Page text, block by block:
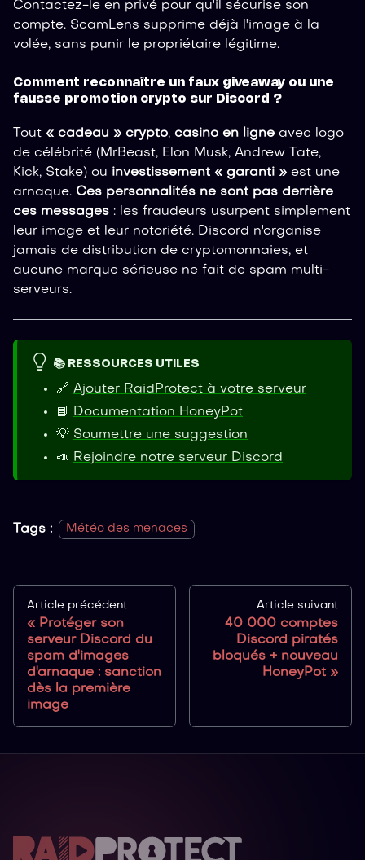
Contactez-le en privé pour qu'il sécurise son
compte. ScamLens supprime déjà l'image à la
volée, sans punir le propriétaire légitime.
Comment reconnaître un faux giveaway ou une
fausse promotion crypto sur Discord ?
Tout « cadeau » crypto, casino en ligne avec logo
de célébrité (MrBeast, Elon Musk, Andrew Tate,
Kick, Stake) ou investissement « garanti » est une
arnaque. Ces personnalités ne sont pas derrière
ces messages : les fraudeurs usurpent simplement
leur image et leur notoriété. Discord n'organise
jamais de distribution de cryptomonnaies, et
aucune marque sérieuse ne fait de spam multi-
serveurs.
📚 RESSOURCES UTILES
🔗 Ajouter RaidProtect à votre serveur
📘
Documentation HoneyPot
💡 Soumettre une suggestion
📣 Rejoindre notre serveur Discord
Tags : Météo des menaces
Article précédent
Protéger son
serveur Discord du
spam d'images
d'arnaque : sanction
dès la première
image
Article suivant
40 000 comptes
Discord piratés
bloqués + nouveau
HoneyPot